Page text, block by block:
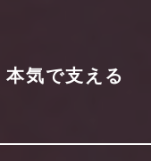
気で支える